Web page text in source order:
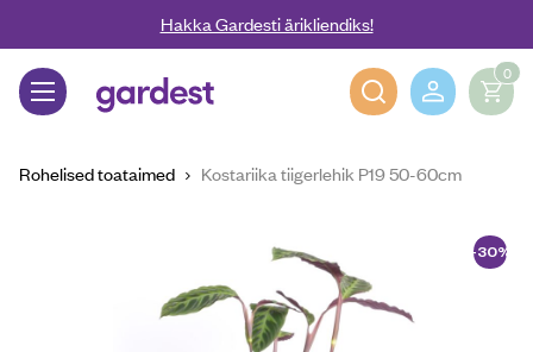
Liigu edasi põhisisu juurdeHakka Gardesti ärikliendiks!
Gardest
0
Rohelised toataimed Kostariika tiigerlehik P19 50-60cm
-30%